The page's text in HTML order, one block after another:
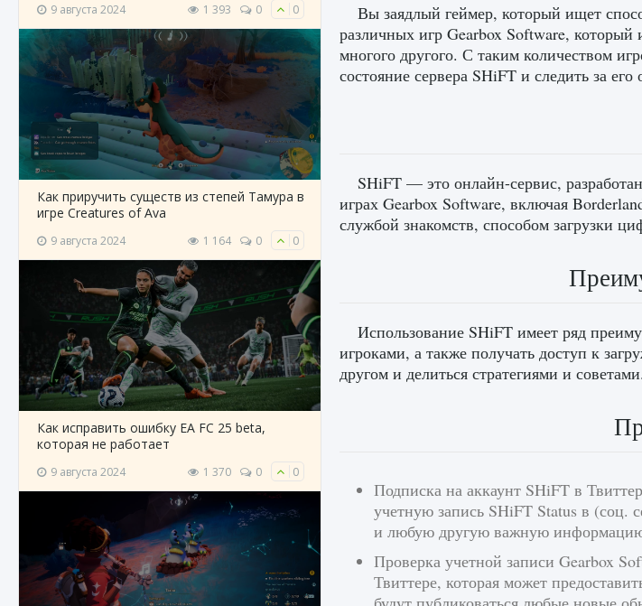
9 августа 2024 1 393 0 0
Как приручить существ из степей Тамура в
игре Creatures of Ava
9 августа 2024 1 164 0 0
Как исправить ошибку EA FC 25 beta,
которая не работает
9 августа 2024 1 370 0 0
Вы заядлый геймер, который ищет
различных игр Gearbox Software, который
многого другого. С таким количеством
состояние сервера SHiFT и следить за
SHiFT — это онлайн-сервис,
играх Gearbox Software, включая
службой знакомств, способом загрузки
Использование SHiFT имеет ряд
игроками, а также получать доступ к
другом и делиться стратегиями и советами.
Подписка на аккаунт SHiFT в
учетную запись SHiFT Status в (соц.
и любую другую важную
Проверка учетной записи Gearbox
Твиттере, которая может